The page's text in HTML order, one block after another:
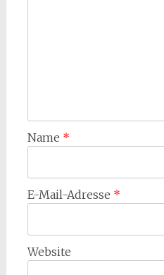
Name *
E-Mail-Adresse *
Website